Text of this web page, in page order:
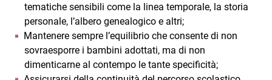
tematiche sensibili come la linea temporale, la storia
personale, l’albero genealogico e altri;
Mantenere sempre l’equilibrio che consente di non
sovraesporre i bambini adottati, ma di non
dimenticarne al contempo le tante specificità;